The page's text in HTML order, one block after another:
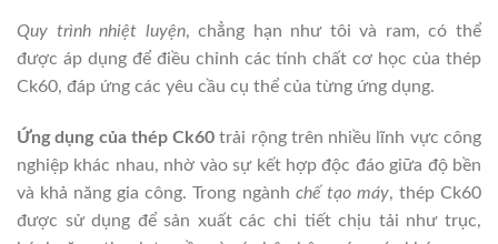
Quy trình nhiệt luyện, chẳng hạn như tôi và ram, có thể
được áp dụng để điều chỉnh các tính chất cơ học của thép
Ck60, đáp ứng các yêu cầu cụ thể của từng ứng dụng.
Ứng dụng của thép Ck60 trải rộng trên nhiều lĩnh vực công
nghiệp khác nhau, nhờ vào sự kết hợp độc đáo giữa độ bền
và khả năng gia công. Trong ngành chế tạo máy, thép Ck60
được sử dụng để sản xuất các chi tiết chịu tải như trục,